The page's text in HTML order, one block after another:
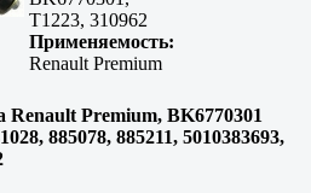
T1223, 310962
Применяемость:
Renault Premium
Renault Premium, BK6770301
885078, 885211, 5010383693,